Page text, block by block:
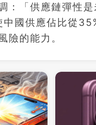
：「供應鏈彈性
國供應佔比從
險的能力。